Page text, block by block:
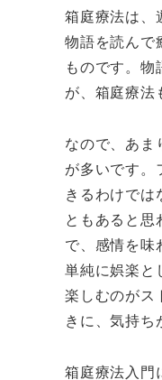
箱庭療法は、
物語を読んで
ものです。
が、箱庭療法
なので、あま
が多いです。
きるわけでは
ともあると思
で、感情を味
単純に娯楽と
楽しむのがス
きに、気持ち
箱庭療法入門